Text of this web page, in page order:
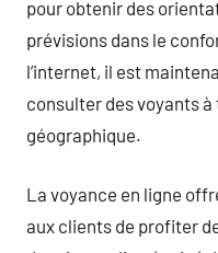
pour obtenir des
prévisions dans le
l’internet, il est
consulter des voyants
géographique.
La voyance en ligne
aux clients de profiter